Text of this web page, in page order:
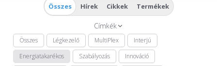
Összes Hírek Cikkek Termékek
Címkék
Összes Légkezelő MultiPlex
Interjú
Energiatakarékos
Szabályozás
Innováció